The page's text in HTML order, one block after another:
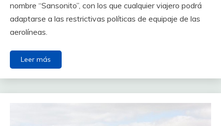
nombre “Sansonito”, con los que cualquier viajero podrá
adaptarse a las restrictivas políticas de equipaje de las
aerolíneas.
Leer más